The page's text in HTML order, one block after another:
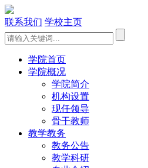
联系我们 学校主页
学院首页
学院概况
学院简介
机构设置
现任领导
骨干教师
教学教务
教务公告
教学科研